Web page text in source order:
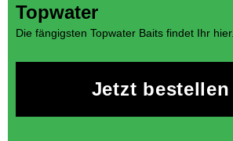
Topwater
Die fängigsten Topwater Baits findet Ihr hier.
Jetzt bestellen